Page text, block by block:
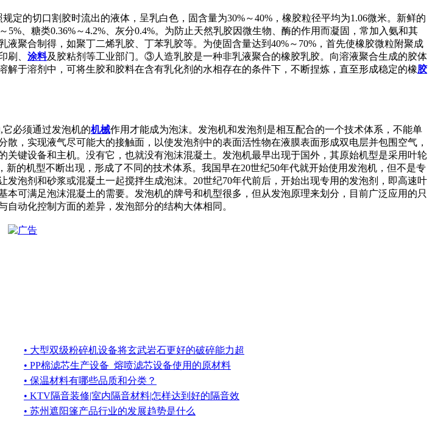
的切口割胶时流出的液体，呈乳白色，固含量为30%～40%，橡胶粒径平均为1.06微米。新鲜的
5%、糖类0.36%～4.2%、灰分0.4%。为防止天然乳胶因微生物、酶的作用而凝固，常加入氨和其
聚合制得，如聚丁二烯乳胶、丁苯乳胶等。为使固含量达到40%～70%，首先使橡胶微粒附聚成
刷、 涂料及胶粘剂等工业部门。③人造乳胶是一种非乳液聚合的橡胶乳胶。向溶液聚合生成的胶体
于溶剂中，可将生胶和胶料在含有乳化剂的水相存在的条件下，不断捏炼，直至形成稳定的橡胶
必须通过发泡机的机械作用才能成为泡沫。发泡机和发泡剂是相互配合的一个技术体系，不能单
，实现液气尽可能大的接触面，以使发泡剂中的表面活性物在液膜表面形成双电层并包围空气，
关键设备和主机。没有它，也就没有泡沫混凝土。发泡机最早出现于国外，其原始机型是采用叶轮
的机型不断出现，形成了不同的技术体系。我国早在20世纪50年代就开始使用发泡机，但不是专
泡剂和砂浆或混凝土一起搅拌生成泡沫。20世纪70年代前后，开始出现专用的发泡剂，即高速叶
可满足泡沫混凝土的需要。发泡机的牌号和机型很多，但从发泡原理来划分，目前广泛应用的只
动化控制方面的差异，发泡部分的结构大体相同。
• 大型双级粉碎机设备将玄武岩石更好的破碎能力超
• PP棉滤芯生产设备_熔喷滤芯设备使用的原材料
• 保温材料有哪些品质和分类？
• KTV隔音装修|室内隔音材料|怎样达到好的隔音效
• 苏州遮阳篷产品行业的发展趋势是什么